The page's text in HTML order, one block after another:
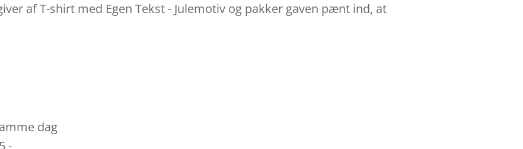
af T-shirt med Egen Tekst - Julemotiv og pakker gaven pænt ind, at
dag